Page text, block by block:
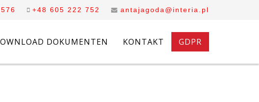
+48 605 222 752 antajagoda@interia.pl
DOKUMENTEN KONTAKT GDPR